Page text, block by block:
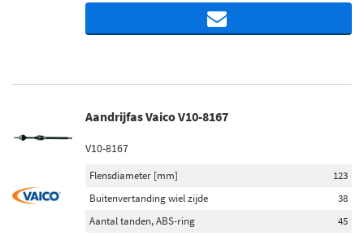
Aandrijfas Vaico V10-8167
V10-8167
Flensdiameter [mm]
123
Buitenvertanding wiel zijde
38
Aantal tanden, ABS-ring
45